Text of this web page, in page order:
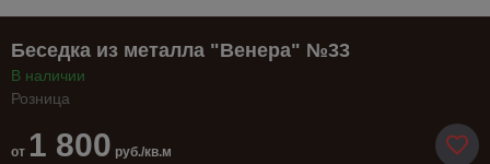
Беседка из металла "Венера" №33
В наличии
Розница
от 1 800 руб./кв.м